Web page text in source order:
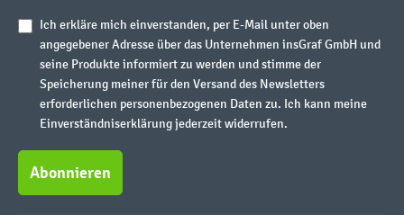
Ich erkläre mich einverstanden, per E-Mail unter oben
angegebener Adresse über das Unternehmen insGraf GmbH und
seine Produkte informiert zu werden und stimme der
Speicherung meiner für den Versand des Newsletters
erforderlichen personenbezogenen Daten zu. Ich kann meine
Einverständniserklärung jederzeit widerrufen.
Abonnieren